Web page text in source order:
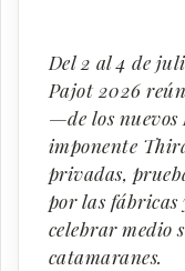
Del 2 al 4 de
Pajot2026
—de los nuevos
imponente
privadas,
por las fábricas
celebrar medio
catamaranes.